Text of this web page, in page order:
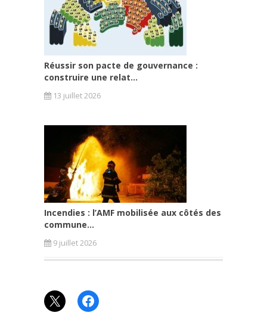
Réussir son pacte de gouvernance :
construire une relat...
13 juillet 2026
Incendies : l’AMF mobilisée aux côtés des
commune...
9 juillet 2026
X Facebook